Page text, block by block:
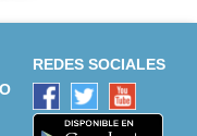
REDES SOCIALES